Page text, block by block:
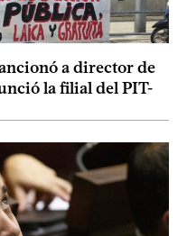
a director de
la filial del PIT-